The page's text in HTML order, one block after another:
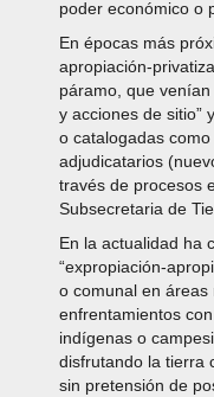
poder económico o
En épocas más
apropiación-
páramo, que
y acciones de sitio”
o catalogadas
adjudicatarios
través de procesos
Subsecretaria de
En la actualidad ha
“expropiación-
o comunal en
enfrentamientos
indígenas o
disfrutando la tierra
sin pretensión de